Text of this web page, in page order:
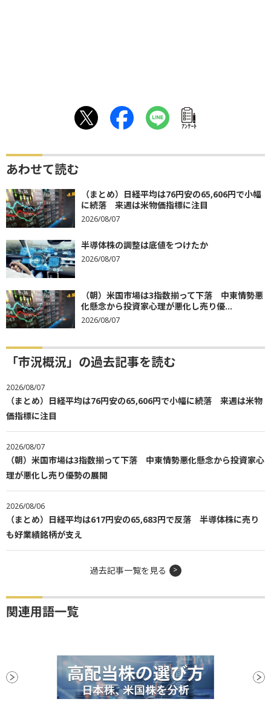
ｱﾝｹｰﾄ
あわせて読む
（まとめ）日経平均は76円安の65,606円で小幅
に続落 来週は米物価指標に注目
2026/08/07
半導体株の調整は底値をつけたか
2026/08/07
（朝）米国市場は3指数揃って下落 中東情勢悪
化懸念から投資家心理が悪化し売り優...
2026/08/07
「市況概況」の過去記事を読む
2026/08/07
（まとめ）日経平均は76円安の65,606円で小幅に続落 来週は米物
価指標に注目
2026/08/07
（朝）米国市場は3指数揃って下落 中東情勢悪化懸念から投資家心
理が悪化し売り優勢の展開
2026/08/06
（まとめ）日経平均は617円安の65,683円で反落 半導体株に売り
も好業績銘柄が支え
過去記事一覧を見る
関連用語一覧